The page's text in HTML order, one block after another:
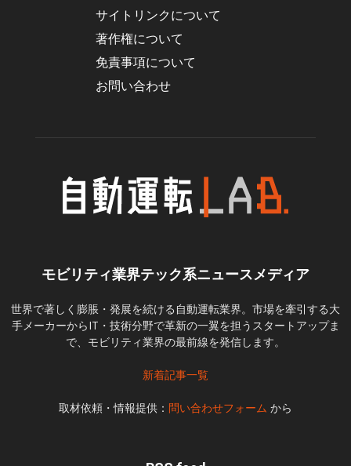
サイトリンクについて
著作権について
免責事項について
お問い合わせ
モビリティ業界テック系ニュースメディア
世界で著しく膨脹・発展を続ける自動運転業界。市場を牽引する大
手メーカーからIT・技術分野で革新の一翼を担うスタートアップま
で、モビリティ業界の最前線を発信します。
新着記事一覧
取材依頼・情報提供： 問い合わせフォーム から